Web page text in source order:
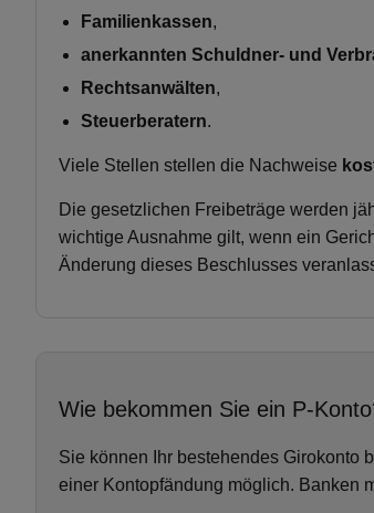
Familienkassen,
anerkannten Schuldner- und
Rechtsanwälten,
Steuerberatern.
Viele Stellen stellen die Nachweise
Die gesetzlichen Freibeträge werden
wichtige Ausnahme gilt, wenn ein
Änderung dieses Beschlusses
Wie bekommen Sie ein P-
Sie können Ihr bestehendes Girokonto
einer Kontopfändung möglich. Banken